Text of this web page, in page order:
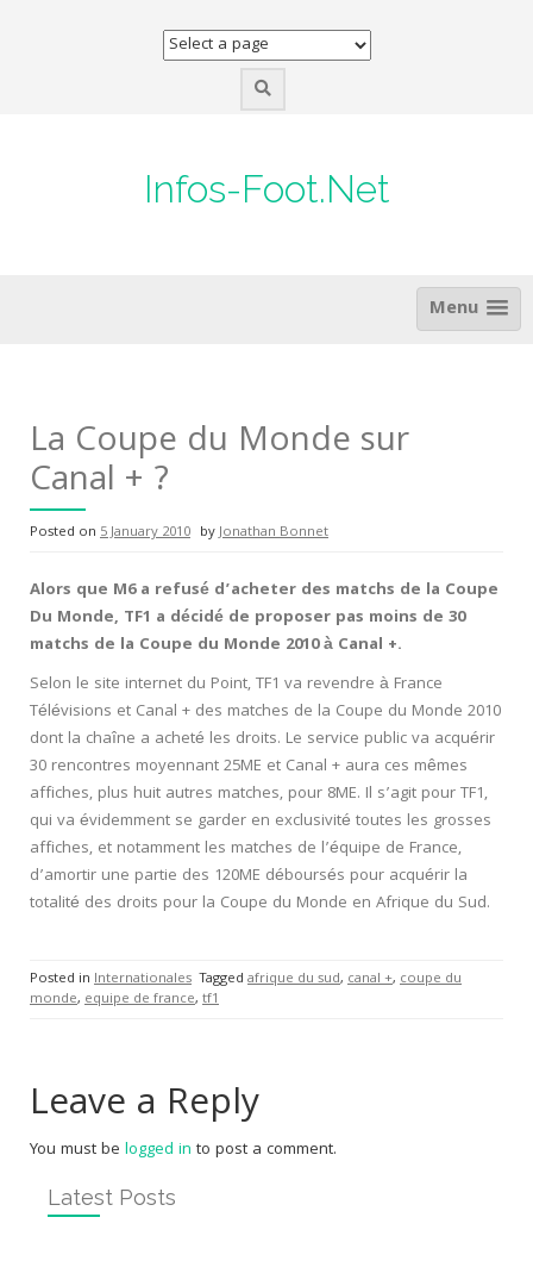
Infos-Foot.Net
Menu
La Coupe du Monde sur
Canal + ?
Posted on 5 January 2010 byJonathan Bonnet
Alors que M6 a refusé d’acheter des matchs de la Coupe
Du Monde, TF1 a décidé de proposer pas moins de 30
matchs de la Coupe du Monde 2010 à Canal +.
Selon le site internet du Point, TF1 va revendre à France
Télévisions et Canal + des matches de la Coupe du Monde 2010
dont la chaîne a acheté les droits. Le service public va acquérir
30 rencontres moyennant 25ME et Canal + aura ces mêmes
affiches, plus huit autres matches, pour 8ME. Il s’agit pour TF1,
qui va évidemment se garder en exclusivité toutes les grosses
affiches, et notamment les matches de l’équipe de France,
d’amortir une partie des 120ME déboursés pour acquérir la
totalité des droits pour la Coupe du Monde en Afrique du Sud.
Posted in Internationales Tagged afrique du sud, canal +, coupe du
monde, equipe de france, tf1
Leave a Reply
You must be logged in to post a comment.
Latest Posts